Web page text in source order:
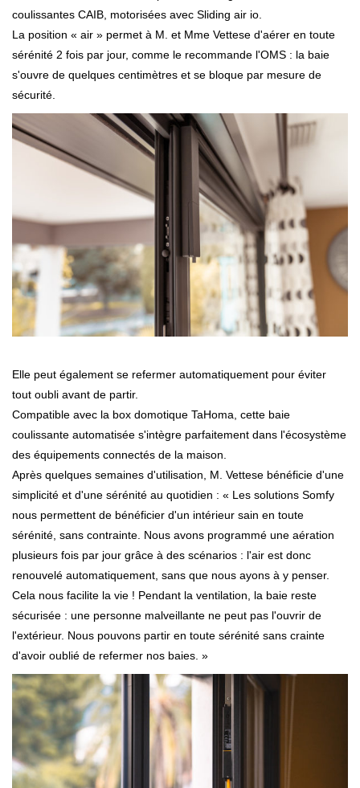
coulissantes CAIB, motorisées avec Sliding air io.
La position « air » permet à M. et Mme Vettese d'aérer en toute
sérénité 2 fois par jour, comme le recommande l'OMS : la baie
s'ouvre de quelques centimètres et se bloque par mesure de
sécurité.
Elle peut également se refermer automatiquement pour éviter
tout oubli avant de partir.
Compatible avec la box domotique TaHoma, cette baie
coulissante automatisée s'intègre parfaitement dans l'écosystème
des équipements connectés de la maison.
Après quelques semaines d'utilisation, M. Vettese bénéficie d'une
simplicité et d'une sérénité au quotidien : « Les solutions Somfy
nous permettent de bénéficier d'un intérieur sain en toute
sérénité, sans contrainte. Nous avons programmé une aération
plusieurs fois par jour grâce à des scénarios : l'air est donc
renouvelé automatiquement, sans que nous ayons à y penser.
Cela nous facilite la vie ! Pendant la ventilation, la baie reste
sécurisée : une personne malveillante ne peut pas l'ouvrir de
l'extérieur. Nous pouvons partir en toute sérénité sans crainte
d'avoir oublié de refermer nos baies. »